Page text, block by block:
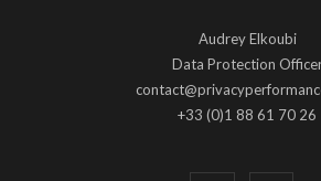
Audrey Elkoubi
Data Protection
+33 (0)1 88 61 70 26